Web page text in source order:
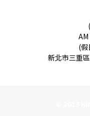
(假
新北市三重